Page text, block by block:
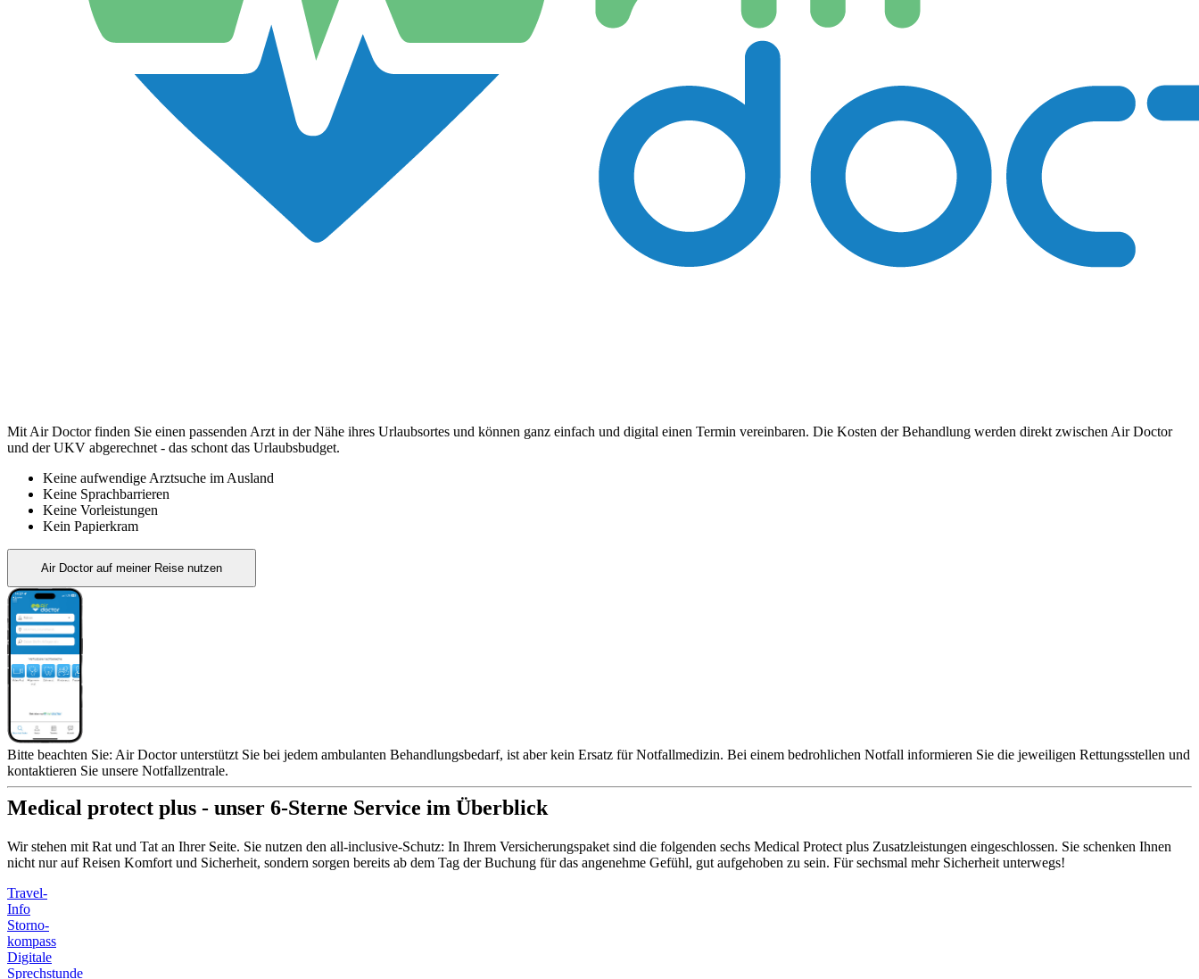
Mit Air Doctor finden Sie einen passenden Arzt in der Nähe ihres Urlaubsortes und können ganz einfach und digital einen Termin vereinbaren. Die Kosten der Behandlung werden direkt zwischen Air Doctor
und der UKV abgerechnet - das schont das Urlaubsbudget.
Keine aufwendige Arztsuche im Ausland
Keine Sprachbarrieren
Keine Vorleistungen
Kein Papierkram
Air Doctor auf meiner Reise nutzen
Bitte beachten Sie: Air Doctor unterstützt Sie bei jedem ambulanten Behandlungsbedarf, ist aber kein Ersatz für Notfallmedizin. Bei einem bedrohlichen Notfall informieren Sie die jeweiligen Rettungsstellen und
kontaktieren Sie unsere Notfallzentrale.
Medical protect plus - unser 6-Sterne Service im Überblick
Wir stehen mit Rat und Tat an Ihrer Seite. Sie nutzen den all-inclusive-Schutz: In Ihrem Versicherungspaket sind die folgenden sechs Medical Protect plus Zusatzleistungen eingeschlossen. Sie schenken Ihnen
nicht nur auf Reisen Komfort und Sicherheit, sondern sorgen bereits ab dem Tag der Buchung für das angenehme Gefühl, gut aufgehoben zu sein. Für sechsmal mehr Sicherheit unterwegs!
Travel-
Info
Storno-
kompass
Digitale
Sprechstunde